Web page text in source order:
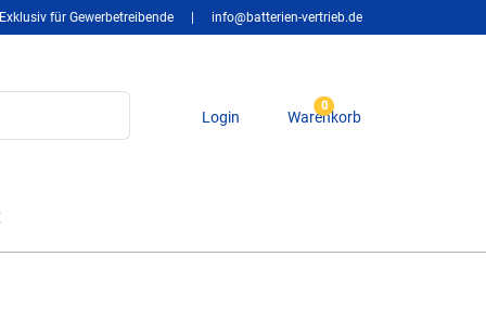
Exklusiv für Gewerbetreibende info@batterien-vertrieb.de
Login
0
Warenkorb